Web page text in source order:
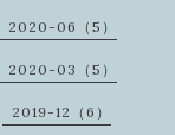
2020-06（5）
2020-03（5）
2019-12（6）